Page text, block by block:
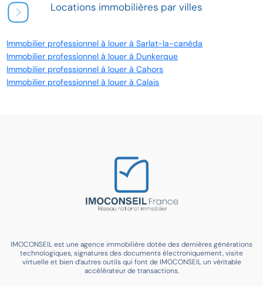
Locations immobilières par villes
Immobilier professionnel à louer à Sarlat-la-canéda
Immobilier professionnel à louer à Dunkerque
Immobilier professionnel à louer à Cahors
Immobilier professionnel à louer à Calais
IMOCONSEIL est une agence immobilière dotée des dernières générations
technologiques, signatures des documents électroniquement, visite
virtuelle et bien d’autres outils qui font de IMOCONSEIL un véritable
accélérateur de transactions.